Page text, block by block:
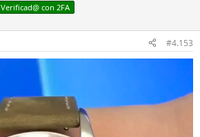
Verificad@ con 2FA
#4.153